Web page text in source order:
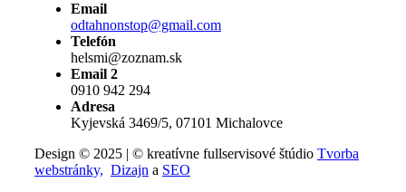
Email
odtahnonstop@gmail.com
Telefón
helsmi@zoznam.sk
Email 2
0910 942 294
Adresa
Kyjevská 3469/5, 07101 Michalovce
Design © 2025 | © kreatívne fullservisové štúdio Tvorba
webstránky, Dizajn a SEO